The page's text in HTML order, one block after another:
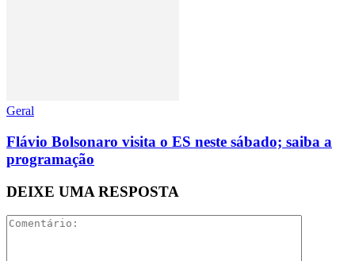
Geral
Flávio Bolsonaro visita o ES neste sábado; saiba a
programação
DEIXE UMA RESPOSTA